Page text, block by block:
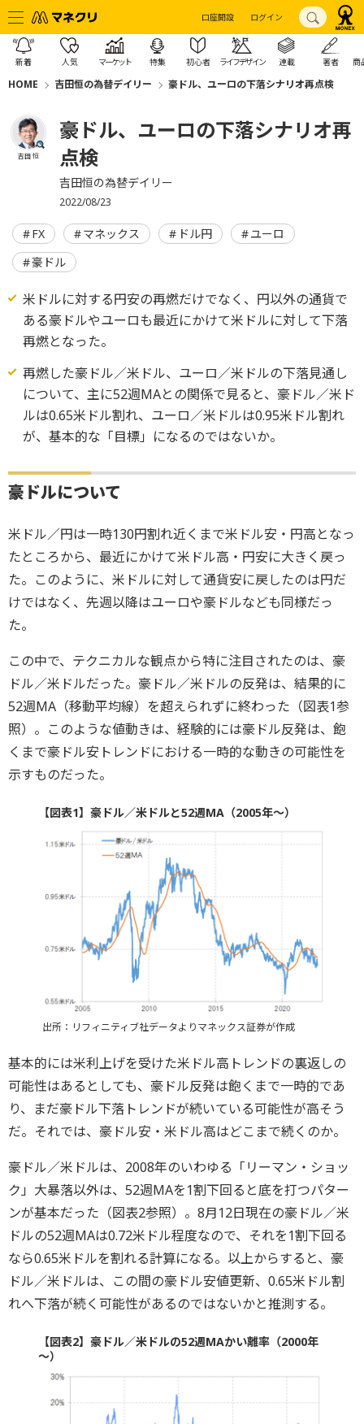
口座開設 ログイン
新着 人気 マーケット 特集 初心者 ライフデザイン 連載 著者 商
HOME 吉田恒の為替デイリー 豪ドル、ユーロの下落シナリオ再点検
吉田 恒
豪ドル、ユーロの下落シナリオ再
点検
吉田恒の為替デイリー
2022/08/23
FX マネックス ドル円
ユーロ
豪ドル
米ドルに対する円安の再燃だけでなく、円以外の通貨で
ある豪ドルやユーロも最近にかけて米ドルに対して下落
再燃となった。
再燃した豪ドル／米ドル、ユーロ／米ドルの下落見通し
について、主に52週MAとの関係で見ると、豪ドル／米ド
ルは0.65米ドル割れ、ユーロ／米ドルは0.95米ドル割れ
が、基本的な「目標」になるのではないか。
豪ドルについて
米ドル／円は一時130円割れ近くまで米ドル安・円高となっ
たところから、最近にかけて米ドル高・円安に大きく戻っ
た。このように、米ドルに対して通貨安に戻したのは円だ
けではなく、先週以降はユーロや豪ドルなども同様だっ
た。
この中で、テクニカルな観点から特に注目されたのは、豪
ドル／米ドルだった。豪ドル／米ドルの反発は、結果的に
52週MA（移動平均線）を超えられずに終わった（図表1参
照）。このような値動きは、経験的には豪ドル反発は、飽
くまで豪ドル安トレンドにおける一時的な動きの可能性を
示すものだった。
【図表1】豪ドル／米ドルと52週MA（2005年～）
出所：リフィニティブ社データよりマネックス証券が作成
基本的には米利上げを受けた米ドル高トレンドの裏返しの
可能性はあるとしても、豪ドル反発は飽くまで一時的であ
り、まだ豪ドル下落トレンドが続いている可能性が高そう
だ。それでは、豪ドル安・米ドル高はどこまで続くのか。
豪ドル／米ドルは、2008年のいわゆる「リーマン・ショッ
ク」大暴落以外は、52週MAを1割下回ると底を打つパター
ンが基本だった（図表2参照）。8月12日現在の豪ドル／米
ドルの52週MAは0.72米ドル程度なので、それを1割下回る
なら0.65米ドルを割れる計算になる。以上からすると、豪
ドル／米ドルは、この間の豪ドル安値更新、0.65米ドル割
れへ下落が続く可能性があるのではないかと推測する。
【図表2】豪ドル／米ドルの52週MAかい離率（2000年
～）